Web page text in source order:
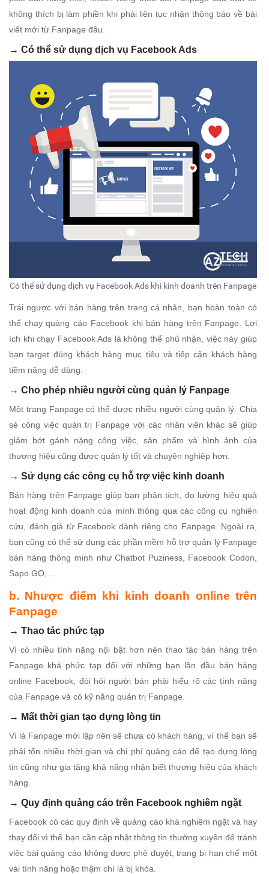
không thích bị làm phiền khi phải liên tục nhận thông báo về bài
viết mới từ Fanpage đâu.
→ Có thể sử dụng dịch vụ Facebook Ads
Có thể sử dụng dịch vụ Facebook Ads khi kinh doanh trên Fanpage
Trái ngược với bán hàng trên trang cá nhân, bạn hoàn toàn có
thể chạy quảng cáo Facebook khi bán hàng trên Fanpage. Lợi
ích khi chạy Facebook Ads là không thể phủ nhận, việc này giúp
bạn target đúng khách hàng mục tiêu và tiếp cận khách hàng
tiềm năng dễ dàng.
→ Cho phép nhiều người cùng quản lý Fanpage
Một trang Fanpage có thể được nhiều người cùng quản lý. Chia
sẻ công việc quản trị Fanpage với các nhân viên khác sẽ giúp
giảm bớt gánh nặng công việc, sản phẩm và hình ảnh của
thương hiệu cũng được quản lý tốt và chuyên nghiệp hơn.
→ Sử dụng các công cụ hỗ trợ việc kinh doanh
Bán hàng trên Fanpage giúp bạn phân tích, đo lường hiệu quả
hoạt động kinh doanh của mình thông qua các công cụ nghiên
cứu, đánh giá từ Facebook dành riêng cho Fanpage. Ngoài ra,
bạn cũng có thể sử dụng các phần mềm hỗ trợ quản lý Fanpage
bán hàng thông minh như Chatbot Puziness, Facebook Codon,
Sapo GO,…
b. Nhược điểm khi kinh doanh online trên
Fanpage
→ Thao tác phức tạp
Vì có nhiều tính năng nội bật hơn nên thao tác bán hàng trên
Fanpage khá phức tạp đối với những bạn lần đầu bán hàng
online Facebook, đòi hỏi người bán phải hiểu rõ các tính năng
của Fanpage và có kỹ năng quản trị Fanpage.
→ Mất thời gian tạo dựng lòng tin
Vì là Fanpage mới lập nên sẽ chưa có khách hàng, vì thế bạn sẽ
phải tốn nhiều thời gian và chi phí quảng cáo để tạo dựng lòng
tin cũng như gia tăng khả năng nhận biết thương hiệu của khách
hàng.
→ Quy định quảng cáo trên Facebook nghiêm ngặt
Facebook có các quy định về quảng cáo khá nghiêm ngặt và hay
thay đổi vì thế bạn cần cập nhật thông tin thường xuyên để tránh
việc bài quảng cáo không được phê duyệt, trang bị hạn chế một
vài tính năng hoặc thậm chí là bị khóa.